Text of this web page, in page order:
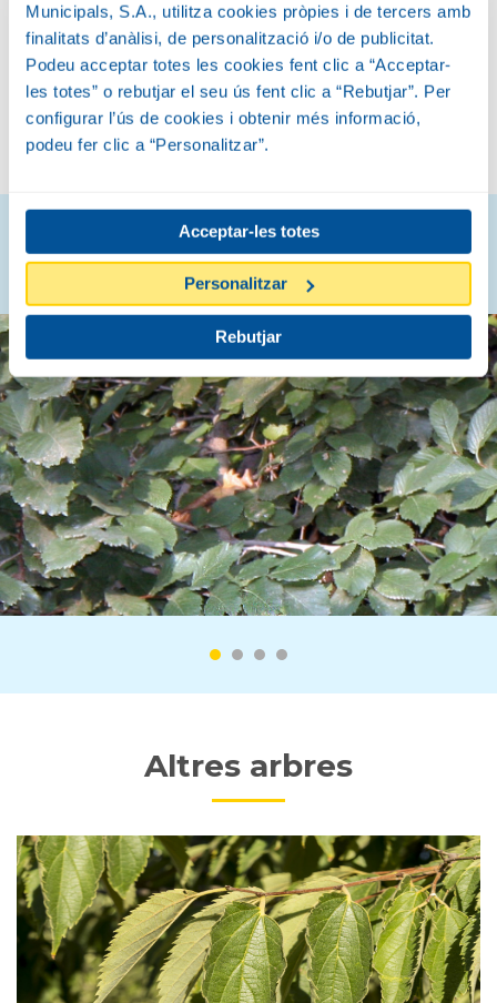
Municipals, S.A., utilitza cookies pròpies i de tercers amb
finalitats d’anàlisi, de personalització i/o de publicitat.
Podeu acceptar totes les cookies fent clic a “Acceptar-
les totes” o rebutjar el seu ús fent clic a “Rebutjar”. Per
configurar l’ús de cookies i obtenir més informació,
podeu fer clic a “Personalitzar”.
Acceptar-les totes
Personalitzar
Rebutjar
FLOR I FRUIT
HIVERN PRIMAVERA
Descobreix com són
Altres arbres